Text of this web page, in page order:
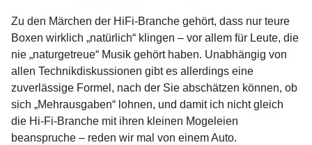
Zu den Märchen der HiFi-Branche gehört, dass nur teure
Boxen wirklich „natürlich“ klingen – vor allem für Leute, die
nie „naturgetreue“ Musik gehört haben. Unabhängig von
allen Technikdiskussionen gibt es allerdings eine
zuverlässige Formel, nach der Sie abschätzen können, ob
sich „Mehrausgaben“ lohnen, und damit ich nicht gleich
die Hi-Fi-Branche mit ihren kleinen Mogeleien
beanspruche – reden wir mal von einem Auto.